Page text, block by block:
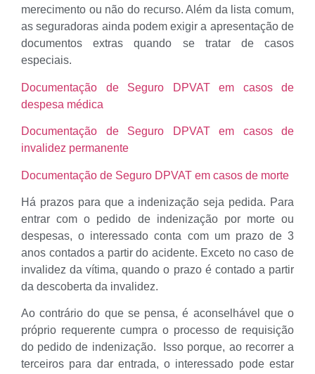
merecimento ou não do recurso. Além da lista comum,
as seguradoras ainda podem exigir a apresentação de
documentos extras quando se tratar de casos
especiais.
Documentação de Seguro DPVAT em casos de
despesa médica
Documentação de Seguro DPVAT em casos de
invalidez permanente
Documentação de Seguro DPVAT em casos de morte
Há prazos para que a indenização seja pedida. Para
entrar com o pedido de indenização por morte ou
despesas, o interessado conta com um prazo de 3
anos contados a partir do acidente. Exceto no caso de
invalidez da vítima, quando o prazo é contado a partir
da descoberta da invalidez.
Ao contrário do que se pensa, é aconselhável que o
próprio requerente cumpra o processo de requisição
do pedido de indenização. Isso porque, ao recorrer a
terceiros para dar entrada, o interessado pode estar